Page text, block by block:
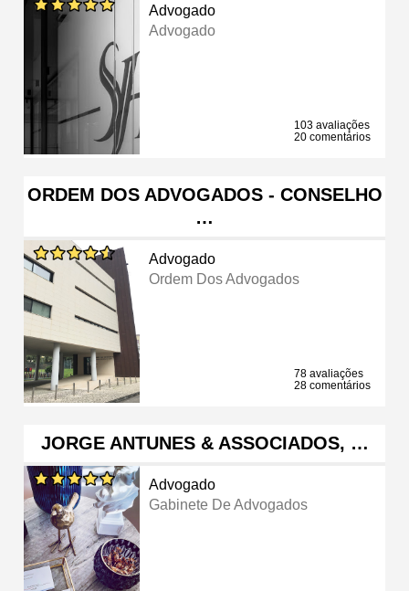
Advogado
Advogado
103 avaliações
20 comentários
ORDEM DOS ADVOGADOS - CONSELHO
…
Advogado
Ordem Dos Advogados
78 avaliações
28 comentários
JORGE ANTUNES & ASSOCIADOS, …
Advogado
Gabinete De Advogados